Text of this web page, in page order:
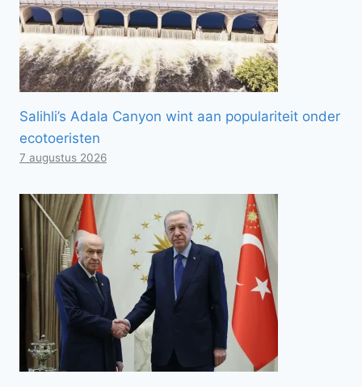
Salihli’s Adala Canyon wint aan populariteit onder
ecotoeristen
7 augustus 2026